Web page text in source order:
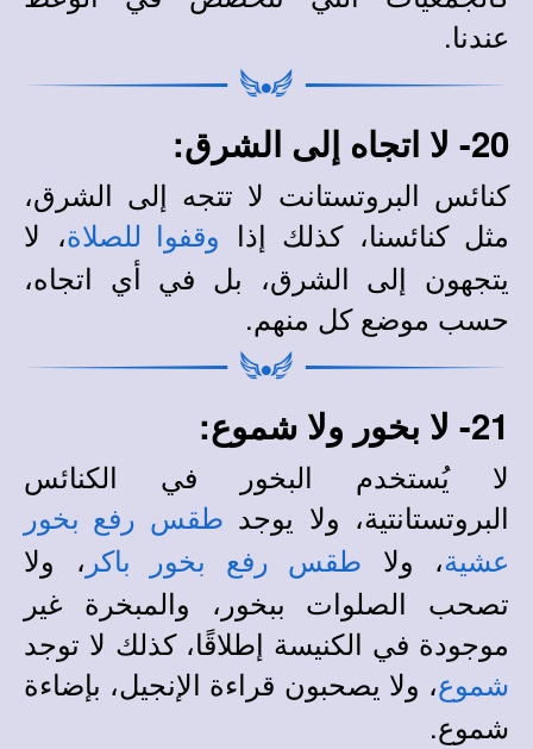
عندنا.
20- لا اتجاه إلى الشرق:
كنائس البروتستانت لا تتجه إلى الشرق،
مثل كنائسنا، كذلك إذا
وقفوا للصلاة، لا
يتجهون إلى الشرق، بل في أي اتجاه،
حسب موضع كل منهم.
21- لا بخور ولا شموع:
لا يُستخدم البخور في الكنائس
البروتستانتية، ولا يوجد طقس رفع بخور
عشية، ولا طقس رفع بخور باكر ، ولا
تصحب الصلوات ببخور، والمبخرة غير
موجودة في الكنيسة إطلاقًا، كذلك لا توجد
شموع، ولا يصحبون قراءة الإنجيل، بإضاءة
شموع.